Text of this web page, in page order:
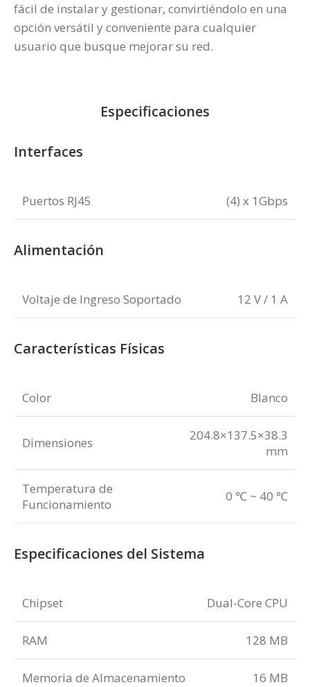
fácil de instalar y gestionar, convirtiéndolo en una
opción versátil y conveniente para cualquier
usuario que busque mejorar su red.
Especificaciones
Interfaces
Puertos RJ45 (4) x 1Gbps
Alimentación
Voltaje de Ingreso Soportado 12 V / 1 A
Características Físicas
Color Blanco
Dimensiones
204.8×137.5×38.3
mm
Temperatura de
Funcionamiento
0 ℃ ~ 40 ℃
Especificaciones del Sistema
Chipset Dual-Core CPU
RAM 128 MB
Memoria de Almacenamiento 16 MB